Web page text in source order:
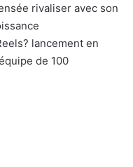
rivaliser avec son
lancement en
de 100